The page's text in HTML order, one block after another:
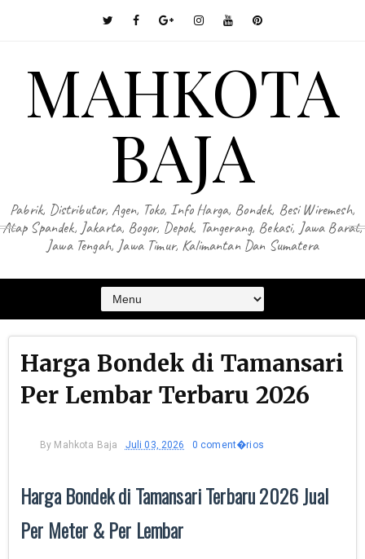
MAHKOTA
BAJA
Pabrik, Distributor, Agen, Toko, Info Harga, Bondek, Besi Wiremesh,
Atap Spandek, Jakarta, Bogor, Depok, Tangerang, Bekasi, Jawa Barat,
Jawa Tengah, Jawa Timur, Kalimantan Dan Sumatera
Harga Bondek di Tamansari
Per Lembar Terbaru 2026
By Mahkota Baja Juli 03, 2026 0 coment�rios
Harga Bondek di Tamansari Terbaru 2026 Jual
Per Meter & Per Lembar